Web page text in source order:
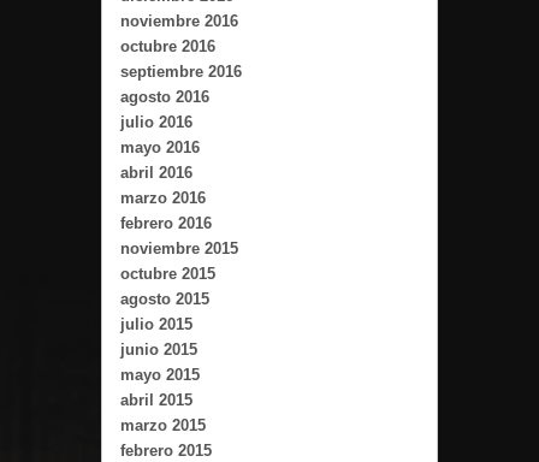
noviembre 2016
octubre 2016
septiembre 2016
agosto 2016
julio 2016
mayo 2016
abril 2016
marzo 2016
febrero 2016
noviembre 2015
octubre 2015
agosto 2015
julio 2015
junio 2015
mayo 2015
abril 2015
marzo 2015
febrero 2015